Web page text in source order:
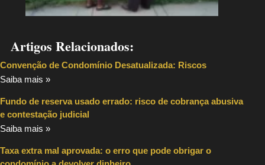
Artigos Relacionados:
Convenção de Condomínio Desatualizada: Riscos
Saiba mais »
Fundo de reserva usado errado: risco de cobrança abusiva
e contestação judicial
Saiba mais »
Taxa extra mal aprovada: o erro que pode obrigar o